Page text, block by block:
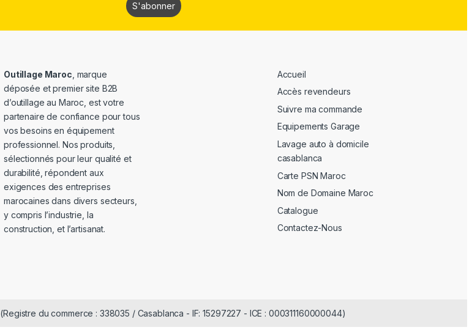
Outillage Maroc , marque
déposée et premier site B2B
d’outillage au Maroc, est votre
partenaire de confiance pour tous
vos besoins en équipement
professionnel. Nos produits,
sélectionnés pour leur qualité et
durabilité, répondent aux
exigences des entreprises
marocaines dans divers secteurs,
y compris l’industrie, la
construction, et l’artisanat.
Accueil
Accès revendeurs
Suivre ma commande
Equipements Garage
Lavage auto à domicile
casablanca
Carte PSN Maroc
Nom de Domaine Maroc
Catalogue
Contactez-Nous
(Registre du commerce : 338035 / Casablanca - IF: 15297227 - ICE : 000311160000044)